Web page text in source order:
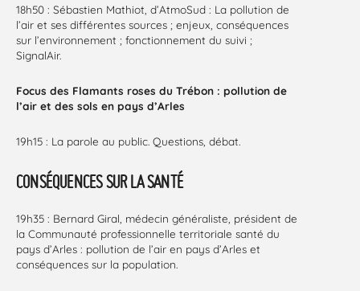
18h50 : Sébastien Mathiot, d’AtmoSud : La pollution de
l’air et ses différentes sources ; enjeux, conséquences
sur l’environnement ; fonctionnement du suivi ;
SignalAir.
Focus des Flamants roses du Trébon : pollution de
l’air et des sols en pays d’Arles
19h15 : La parole au public. Questions, débat.
CONSÉQUENCES SUR LA SANTÉ
19h35 : Bernard Giral, médecin généraliste, président de
la Communauté professionnelle territoriale santé du
pays d’Arles : pollution de l’air en pays d’Arles et
conséquences sur la population.